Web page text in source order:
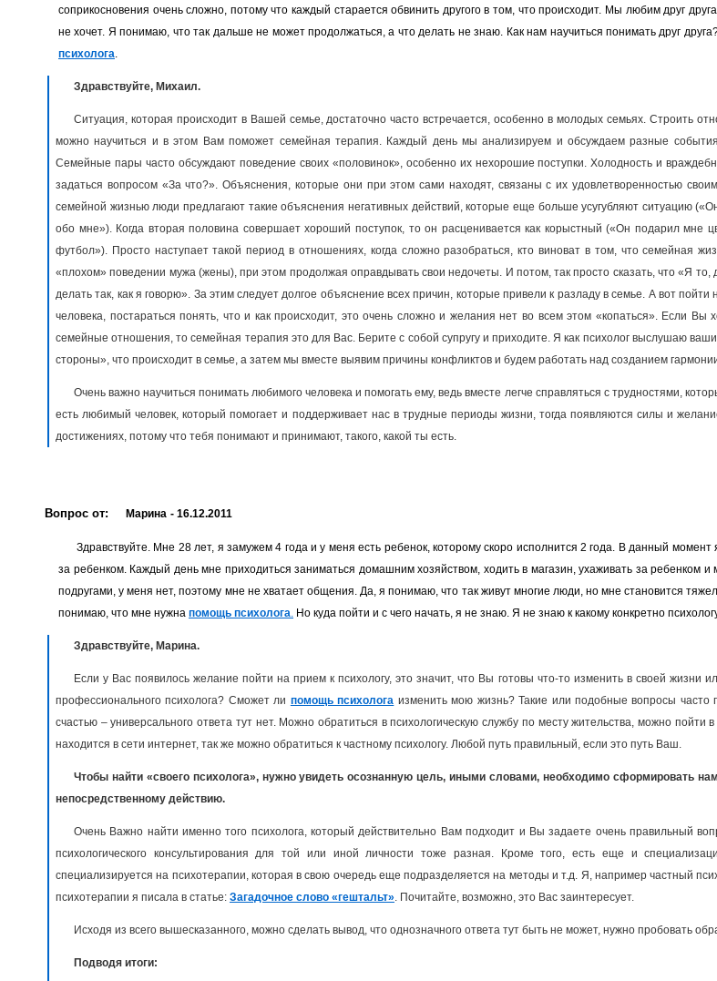
соприкосновения очень сложно, потому что каждый старается обвинить другого в том, что происходит. Мы любим друг
не хочет. Я понимаю, что так дальше не может продолжаться, а что делать не знаю. Как нам научиться понимать друг
психолога.
Здравствуйте, Михаил.
Ситуация, которая происходит в Вашей семье, достаточно часто встречается, особенно в молодых семьях. Строить
можно научиться и в этом Вам поможет семейная терапия. Каждый день мы анализируем и обсуждаем разные
Семейные пары часто обсуждают поведение своих «половинок», особенно их нехорошие поступки. Холодность и
задаться вопросом «За что?». Объяснения, которые они при этом сами находят, связаны с их удовлетворенностью
семейной жизнью люди предлагают такие объяснения негативных действий, которые еще больше усугубляют ситуацию
обо мне»). Когда вторая половина совершает хороший поступок, то он расценивается как корыстный («Он подарил мне
футбол»). Просто наступает такой период в отношениях, когда сложно разобраться, кто виноват в том, что семейная
«плохом» поведении мужа (жены), при этом продолжая оправдывать свои недочеты. И потом, так просто сказать, что «Я то,
делать так, как я говорю». За этим следует долгое объяснение всех причин, которые привели к разладу в семье. А вот
человека, постараться понять, что и как происходит, это очень сложно и желания нет во всем этом «копаться». Если Вы
семейные отношения, то семейная терапия это для Вас. Берите с собой супругу и приходите. Я как психолог выслушаю
стороны», что происходит в семье, а затем мы вместе выявим причины конфликтов и будем работать над созданием
Очень важно научиться понимать любимого человека и помогать ему, ведь вместе легче справляться с трудностями,
есть любимый человек, который помогает и поддерживает нас в трудные периоды жизни, тогда появляются силы и
достижениях, потому что тебя понимают и принимают, такого, какой ты есть.
Вопрос от: Марина - 16.12.2011
Здравствуйте. Мне 28 лет, я замужем 4 года и у меня есть ребенок, которому скоро исполнится 2 года. В данный момент
за ребенком. Каждый день мне приходиться заниматься домашним хозяйством, ходить в магазин, ухаживать за ребенком и
подругами, у меня нет, поэтому мне не хватает общения. Да, я понимаю, что так живут многие люди, но мне становится
понимаю, что мне нужна помощь психолога. Но куда пойти и с чего начать, я не знаю. Я не знаю к какому конкретно
Здравствуйте, Марина.
Если у Вас появилось желание пойти на прием к психологу, это значит, что Вы готовы что-то изменить в своей жизни
профессионального психолога? Сможет ли помощь психолога изменить мою жизнь? Такие или подобные вопросы
счастью – универсального ответа тут нет. Можно обратиться в психологическую службу по месту жительства, можно пойти
находится в сети интернет, так же можно обратиться к частному психологу. Любой путь правильный, если это путь Ваш.
Чтобы найти «своего психолога», нужно увидеть осознанную цель, иными словами, необходимо сформировать
непосредственному действию.
Очень Важно найти именно того психолога, который действительно Вам подходит и Вы задаете очень правильный
психологического консультирования для той или иной личности тоже разная. Кроме того, есть еще и
специализируется на психотерапии, которая в свою очередь еще подразделяется на методы и т.д. Я, например частный
психотерапии я писала в статье: Загадочное слово «гештальт». Почитайте, возможно, это Вас заинтересует.
Исходя из всего вышесказанного, можно сделать вывод, что однозначного ответа тут быть не может, нужно пробовать
Подводя итоги: